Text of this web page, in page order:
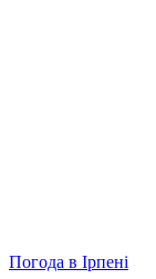
Погода в Ірпені